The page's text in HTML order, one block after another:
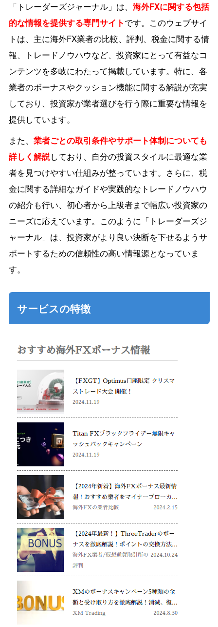
「トレーダーズジャーナル」は、 海外FXに関する包括
的な情報を提供する専門サイトです。このウェブサイ
トは、主に海外FX業者の比較、評判、税金に関する情
報、トレードノウハウなど、投資家にとって有益なコ
ンテンツを多岐にわたって掲載しています。特に、各
業者のボーナスやクッション機能に関する解説が充実
しており、投資家が業者選びを行う際に重要な情報を
提供しています。
また、 業者ごとの取引条件やサポート体制についても
詳しく解説しており、自分の投資スタイルに最適な業
者を見つけやすい仕組みが整っています。さらに、税
金に関する詳細なガイドや実践的なトレードノウハウ
の紹介も行い、初心者から上級者まで幅広い投資家の
ニーズに応えています。このように「トレーダーズジ
ャーナル」は、投資家がより良い決断を下せるようサ
ポートするための信頼性の高い情報源となっていま
す。
サービスの特徴